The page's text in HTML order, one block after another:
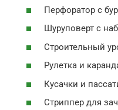
Перфоратор с
Шуруповерт с
Строительный
Рулетка и
Кусачки и
Стриппер для